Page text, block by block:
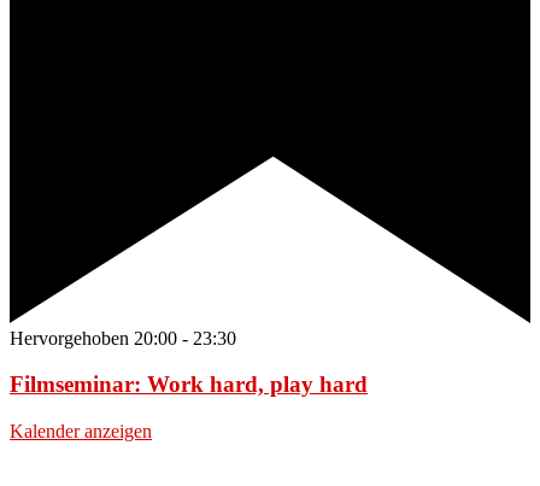
Hervorgehoben 20:00 - 23:30
Filmseminar: Work hard, play hard
Kalender anzeigen